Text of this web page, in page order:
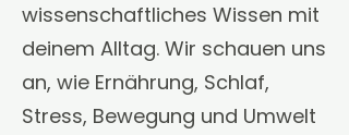
wissenschaftliches Wissen mit
deinem Alltag. Wir schauen uns
an, wie Ernährung, Schlaf,
Stress, Bewegung und Umwelt